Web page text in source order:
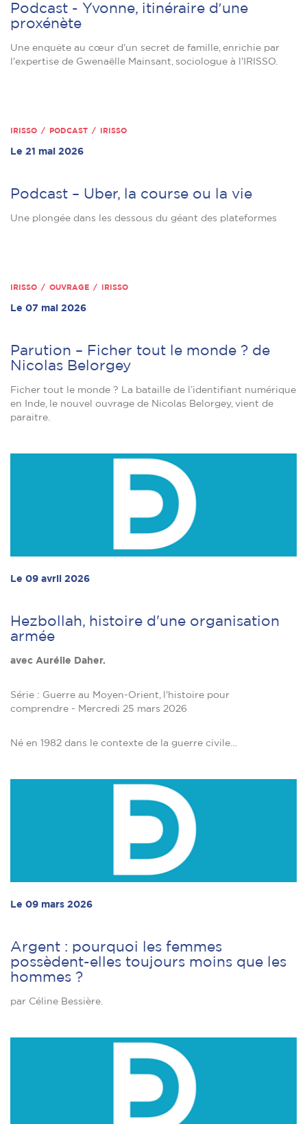
Podcast - Yvonne, itinéraire dʹune
proxénète
Une enquête au cœur d'un secret de famille, enrichie par
l'expertise de Gwenaëlle Mainsant, sociologue à l'IRISSO.
IRISSO / PODCAST / IRISSO
Le 21 mai 2026
Podcast – Uber, la course ou la vie
Une plongée dans les dessous du géant des plateformes
IRISSO / OUVRAGE / IRISSO
Le 07 mai 2026
Parution – Ficher tout le monde ? de
Nicolas Belorgey
Ficher tout le monde ? La bataille de l’identifiant numérique
en Inde, le nouvel ouvrage de Nicolas Belorgey, vient de
paraître.
Le 09 avril 2026
Hezbollah, histoire d'une organisation
armée
avec Aurélie Daher.
Série : Guerre au Moyen-Orient, l'histoire pour
comprendre - Mercredi 25 mars 2026
Né en 1982 dans le contexte de la guerre civile…
Le 09 mars 2026
Argent : pourquoi les femmes
possèdent-elles toujours moins que les
hommes ?
par Céline Bessière.